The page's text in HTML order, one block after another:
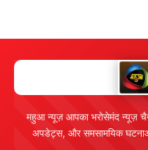
महुआ न्यूज़ आपका भरोसेमंद न्यूज़
अपडेट्स, और समसामयिक